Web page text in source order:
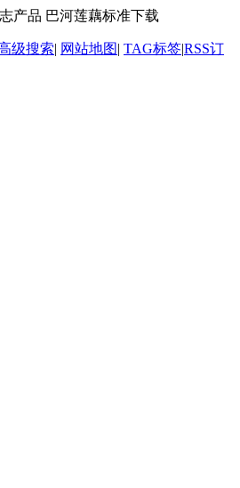
产品 巴河莲藕标准下载
级搜索| 网站地图| TAG标签|RSS订